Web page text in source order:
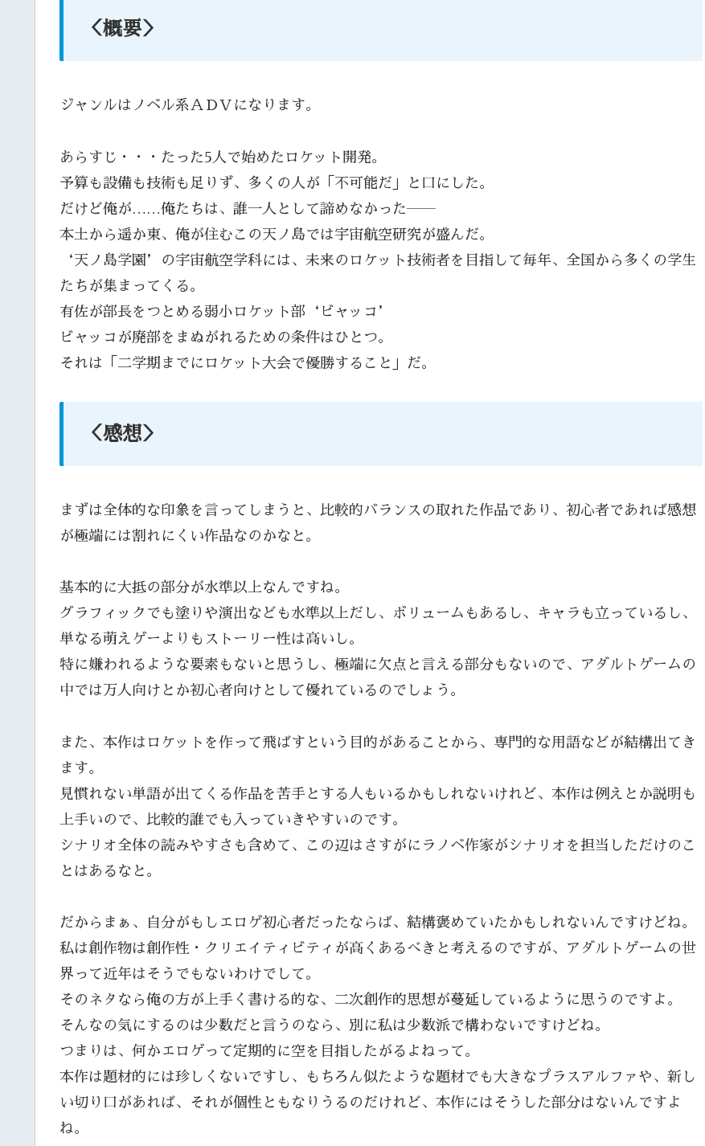
＜概要＞
ジャンルはノベル系ＡＤＶになります。
あらすじ・・・たった5人で始めたロケット開発。
予算も設備も技術も足りず、多くの人が「不可能だ」と口にした。
だけど俺が……俺たちは、誰一人として諦めなかった――
本土から遥か東、俺が住むこの天ノ島では宇宙航空研究が盛んだ。
‘天ノ島学園’の宇宙航空学科には、未来のロケット技術者を目指して毎年、全国から多くの学生
たちが集まってくる。
有佐が部長をつとめる弱小ロケット部‘ビャッコ’
ビャッコが廃部をまぬがれるための条件はひとつ。
それは「二学期までにロケット大会で優勝すること」だ。
＜感想＞
まずは全体的な印象を言ってしまうと、比較的バランスの取れた作品であり、初心者であれば感想
が極端には割れにくい作品なのかなと。
基本的に大抵の部分が水準以上なんですね。
グラフィックでも塗りや演出なども水準以上だし、ボリュームもあるし、キャラも立っているし、
単なる萌えゲーよりもストーリー性は高いし。
特に嫌われるような要素もないと思うし、極端に欠点と言える部分もないので、アダルトゲームの
中では万人向けとか初心者向けとして優れているのでしょう。
また、本作はロケットを作って飛ばすという目的があることから、専門的な用語などが結構出てき
ます。
見慣れない単語が出てくる作品を苦手とする人もいるかもしれないけれど、本作は例えとか説明も
上手いので、比較的誰でも入っていきやすいのです。
シナリオ全体の読みやすさも含めて、この辺はさすがにラノベ作家がシナリオを担当しただけのこ
とはあるなと。
だからまぁ、自分がもしエロゲ初心者だったならば、結構褒めていたかもしれないんですけどね。
私は創作物は創作性・クリエイティビティが高くあるべきと考えるのですが、アダルトゲームの世
界って近年はそうでもないわけでして。
そのネタなら俺の方が上手く書ける的な、二次創作的思想が蔓延しているように思うのですよ。
そんなの気にするのは少数だと言うのなら、別に私は少数派で構わないですけどね。
つまりは、何かエロゲって定期的に空を目指したがるよねって。
本作は題材的には珍しくないですし、もちろん似たような題材でも大きなプラスアルファや、新し
い切り口があれば、それが個性ともなりうるのだけれど、本作にはそうした部分はないんですよ
ね。